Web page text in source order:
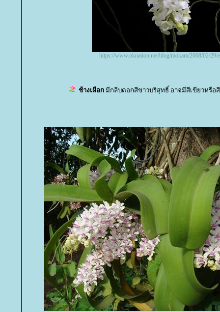
https://www.oknation.net/blog/mokara/2008/02/29/
ช้างเผือกมีกลีบดอกสีขาวบริสุทธิ์ อาจมีสีเขียวหรือ